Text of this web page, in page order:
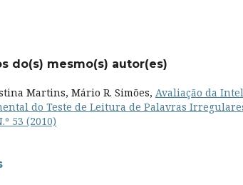
do(s) mesmo(s) autor(es)
Martins, Mário R. Simões, Avaliação da
do Teste de Leitura de Palavras
53 (2010)